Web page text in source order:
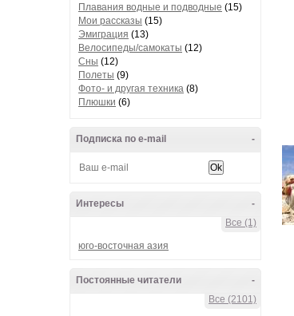
Плавания водные и подводные (15)
Мои рассказы (15)
Эмиграция (13)
Велосипеды/самокаты (12)
Сны (12)
Полеты (9)
Фото- и другая техника (8)
Плюшки (6)
-
Подписка по e-mail
-
Интересы
Все (1)
юго-восточная азия
-
Постоянные читатели
Все (2101)